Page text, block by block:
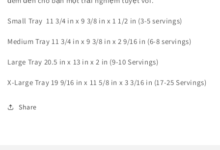
Small Tray 11 3/4 in x 9 3/8 in x 1 1/2 in (3-5 servings)
Medium Tray 11 3/4 in x 9 3/8 in x 2 9/16 in (6-8 servings)
Large Tray 20.5 in x 13 in x 2 in (9-10 Servings)
X-Large Tray 19 9/16 in x 11 5/8 in x 3 3/16 in (17-25 Servings)
Share